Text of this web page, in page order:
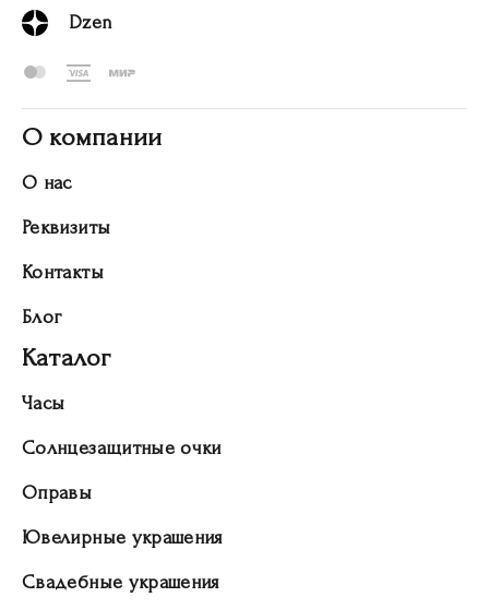
Dzen
О компании
О нас
Реквизиты
Контакты
Блог
Каталог
Часы
Солнцезащитные очки
Оправы
Ювелирные украшения
Свадебные украшения